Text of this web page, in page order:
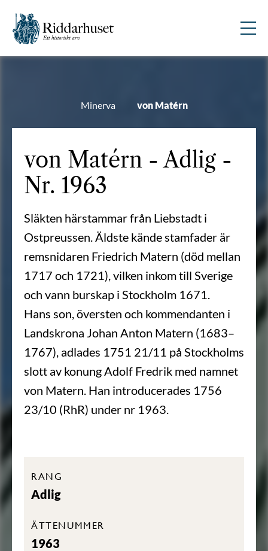
Minerva von Matérn
von Matérn - Adlig -
Nr. 1963
Släkten härstammar från Liebstadt i
Ostpreussen. Äldste kände stamfader är
remsnidaren Friedrich Matern (död mellan
1717 och 1721), vilken inkom till Sverige
och vann burskap i Stockholm 1671.
Hans son, översten och kommendanten i
Landskrona Johan Anton Matern (1683–
1767), adlades 1751 21/11 på Stockholms
slott av konung Adolf Fredrik med namnet
von Matern. Han introducerades 1756
23/10 (RhR) under nr 1963.
RANG
Adlig
ÄTTENUMMER
1963